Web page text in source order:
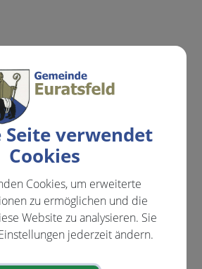
Seite verwendet
Cookies
Cookies, um erweiterte
zu ermöglichen und die
Website zu analysieren. Sie
jederzeit ändern.